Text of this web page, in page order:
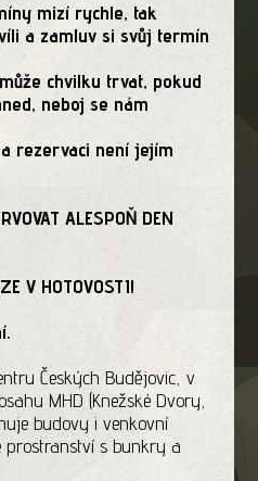
mizí rychle, tak
a zamluv si svůj termín
chvilku trvat, pokud
neboj se nám
rezervaci není jejím
ALESPOŇ DEN
V HOTOVOSTI!
Českých Budějovic, v
MHD (Knežské Dvory,
budovy i venkovní
prostranství s bunkry a